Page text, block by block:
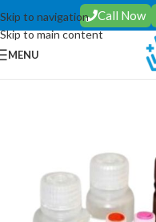
Skip to navigation
Skip to main content
Call Now
MENU